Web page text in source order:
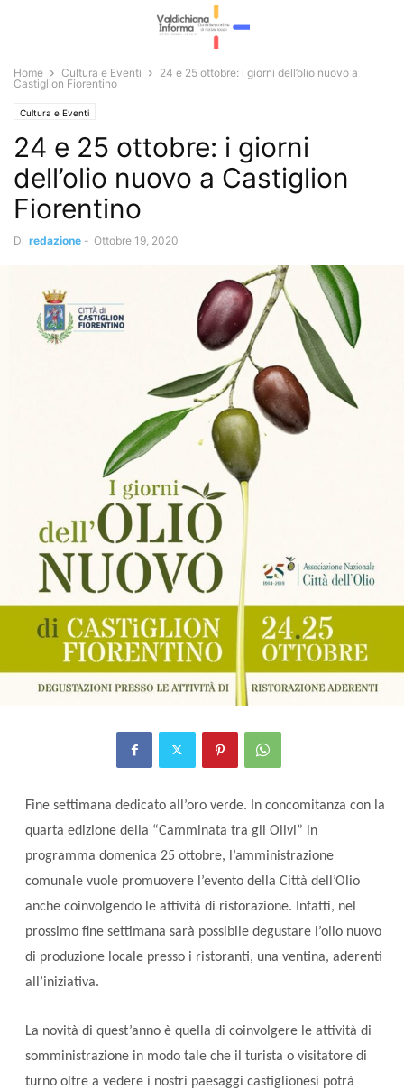
Home Cultura e Eventi
24 e 25 ottobre: i giorni dell’olio nuovo a
Castiglion Fiorentino
Cultura e Eventi
24 e 25 ottobre: i giorni
dell’olio nuovo a Castiglion
Fiorentino
Di redazione - Ottobre 19, 2020
Fine settimana dedicato all’oro verde. In concomitanza con la
quarta edizione della “Camminata tra gli Olivi” in
programma domenica 25 ottobre, l’amministrazione
comunale vuole promuovere l’evento della Città dell’Olio
anche coinvolgendo le attività di ristorazione. Infatti, nel
prossimo fine settimana sarà possibile degustare l’olio nuovo
di produzione locale presso i ristoranti, una ventina, aderenti
all’iniziativa.
La novità di quest’anno è quella di coinvolgere le attività di
somministrazione in modo tale che il turista o visitatore di
turno oltre a vedere i nostri paesaggi castiglionesi potrà